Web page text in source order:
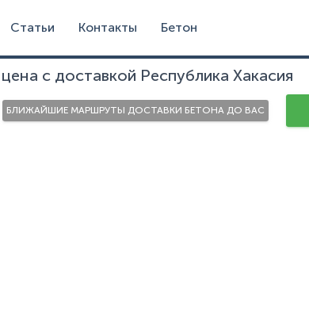
Статьи Контакты Бетон
с доставкой Республика Хакасия
БЛИЖАЙШИЕ МАРШРУТЫ ДОСТАВКИ БЕТОНА ДО ВАС